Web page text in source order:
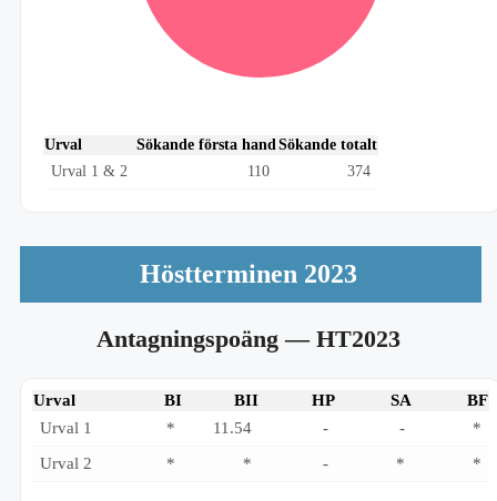
Urval Sökande första handSökande totalt
Urval 1 & 2
110 374
Höstterminen 2023
Antagningspoäng— HT2023
Urval BI BII HP SA
BF
Urval 1
* 11.54 - -
*
Urval 2
* * - * *